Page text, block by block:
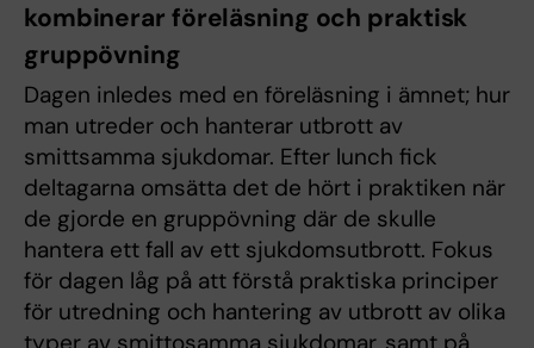
kombinerar föreläsning och praktisk
gruppövning
Dagen inledes med en föreläsning i ämnet; hur
man utreder och hanterar utbrott av
smittsamma sjukdomar. Efter lunch fick
deltagarna omsätta det de hört i praktiken när
de gjorde en gruppövning där de skulle
hantera ett fall av ett sjukdomsutbrott. Fokus
för dagen låg på att förstå praktiska principer
för utredning och hantering av utbrott av olika